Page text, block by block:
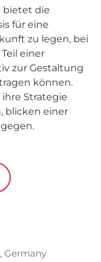
bietet die
für eine
zu legen, bei
einer
zur Gestaltung
können.
Strategie
blicken einer
Germany